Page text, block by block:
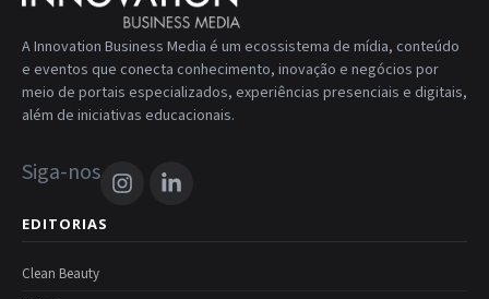
A Innovation Business Media é um ecossistema de mídia, conteúdo
e eventos que conecta conhecimento, inovação e negócios por
meio de portais especializados, experiências presenciais e digitais,
além de iniciativas educacionais.
Siga-nos
EDITORIAS
Clean Beauty